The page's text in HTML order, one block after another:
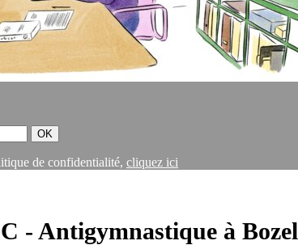
de confidentialité, cliquez ici
- Antigymnastique à Bozel